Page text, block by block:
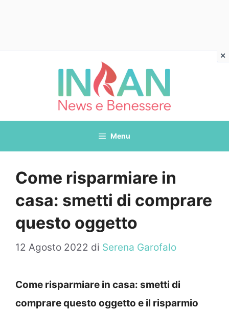
Menu
Come risparmiare in
casa: smetti di comprare
questo oggetto
12 Agosto 2022 di Serena Garofalo
Come risparmiare in casa: smetti di
comprare questo oggetto e il risparmio